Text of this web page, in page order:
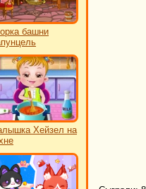
башни
Хейзел на